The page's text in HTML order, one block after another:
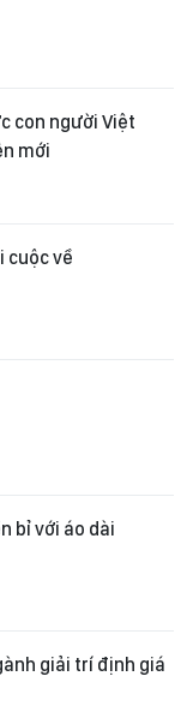
con người Việt
mới
cuộc về
bỉ với áo dài
giải trí định giá